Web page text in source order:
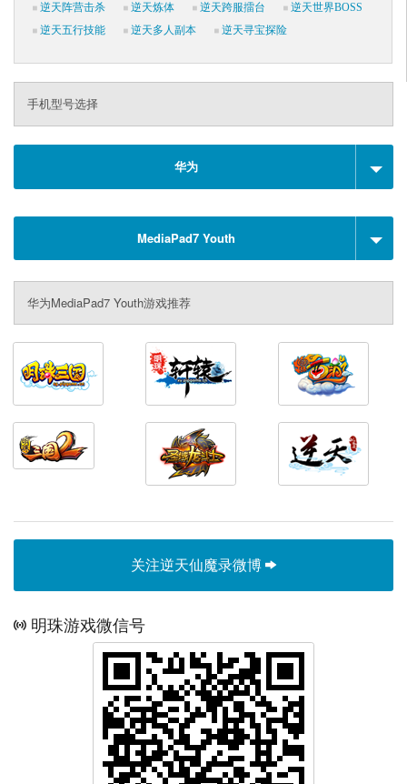
逆天阵营击杀
逆天炼体 逆天跨服擂台
逆天世界BOSS
逆天五行技能
逆天多人副本 逆天寻宝探险
手机型号选择
华为
MediaPad7 Youth
华为MediaPad7 Youth游戏推荐
关注逆天仙魔录微博
明珠游戏微信号